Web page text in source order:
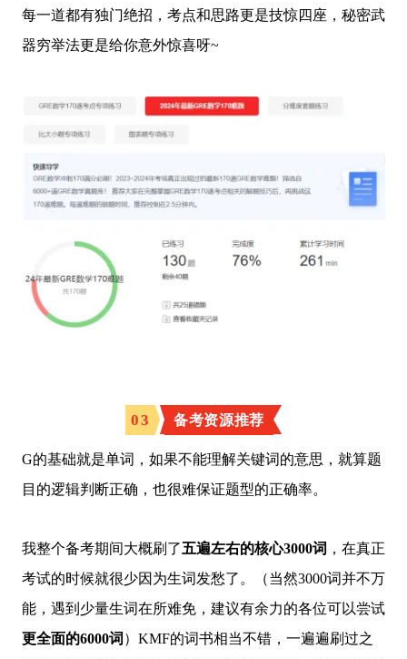
每一道都有独门绝招，考点和思路更是技惊四座，秘密武
器穷举法更是给你意外惊喜呀~
03 备考资源推荐
G的基础就是单词，如果不能理解关键词的意思，就算题
目的逻辑判断正确，也很难保证题型的正确率。
我整个备考期间大概刷了五遍左右的核心3000词 ，在真正
考试的时候就很少因为生词发愁了。（当然3000词并不万
能，遇到少量生词在所难免，建议有余力的各位可以尝试
更全面的6000词 ）KMF的词书相当不错，一遍遍刷过之